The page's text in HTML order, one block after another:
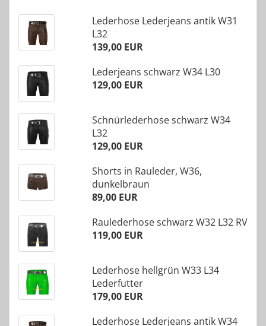
Lederhose Lederjeans antik W31
L32
139,00 EUR
Lederjeans schwarz W34 L30
129,00 EUR
Schnürlederhose schwarz W34
L32
129,00 EUR
Shorts in Rauleder, W36,
dunkelbraun
89,00 EUR
Raulederhose schwarz W32 L32 RV
119,00 EUR
Lederhose hellgrün W33 L34
Lederfutter
179,00 EUR
Lederhose Lederjeans antik W34